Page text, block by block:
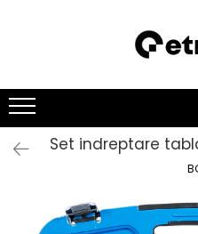
Set indreptare